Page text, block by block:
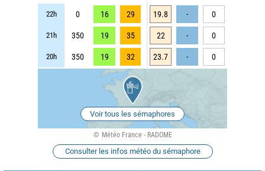
22h 0 16 29 19.8 - 0
21h 350 19 35 22 - 0
20h 350 19 32 23.7 - 0
Voir tous les sémaphores
Météo France - RADOME
Consulter les infos météo du sémaphore